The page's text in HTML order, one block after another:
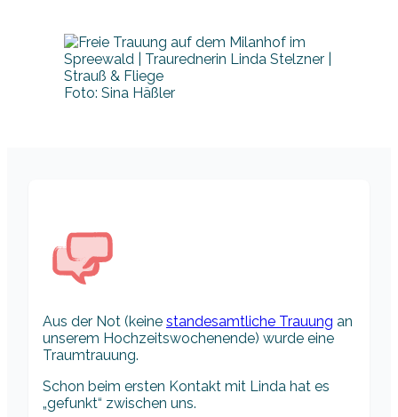
Foto: Sina Häßler
Aus der Not (keine standesamtliche Trauung an
unserem Hochzeitswochenende) wurde eine
Traumtrauung.
Schon beim ersten Kontakt mit Linda hat es
„gefunkt“ zwischen uns.